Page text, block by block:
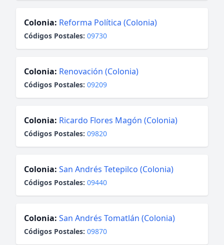
Colonia: Reforma Política (Colonia)
Códigos Postales: 09730
Colonia: Renovación (Colonia)
Códigos Postales: 09209
Colonia: Ricardo Flores Magón (Colonia)
Códigos Postales: 09820
Colonia: San Andrés Tetepilco (Colonia)
Códigos Postales: 09440
Colonia: San Andrés Tomatlán (Colonia)
Códigos Postales: 09870